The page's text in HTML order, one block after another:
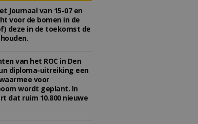
Journaal van 15-07 en
voor de bomen in de
deze in de toekomst de
van het ROC in Den
diploma-uitreiking een
voor
wordt geplant. In
dat ruim 10.800 nieuwe